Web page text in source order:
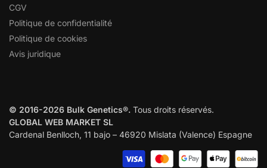
CGV
Politique de confidentialité
Politique de cookies
Avis juridique
© 2016-2026 Bulk Genetics®. Tous droits réservés.
GLOBAL WEB MARKET SL
Cardenal Benlloch, 11 bajo – 46920 Mislata (Valence) Espagne